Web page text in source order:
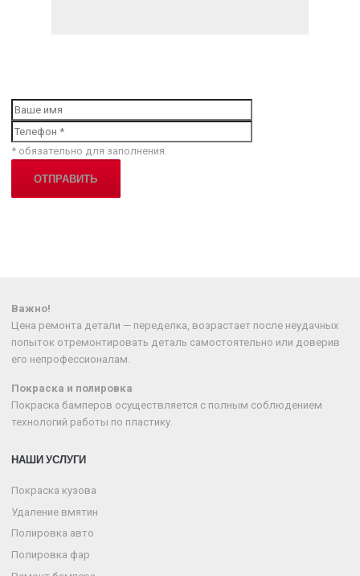
* обязательно для заполнения.
Важно!
Цена ремонта детали — переделка, возрастает после неудачных
попыток отремонтировать деталь самостоятельно или доверив
его непрофессионалам.
Покраска и полировка
Покраска бамперов осуществляется с полным соблюдением
технологий работы по пластику.
НАШИ УСЛУГИ
Покраска кузова
Удаление вмятин
Полировка авто
Полировка фар